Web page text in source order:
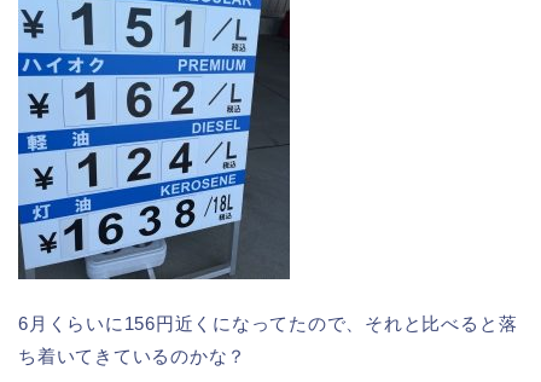
6月くらいに156円近くになってたので、それと比べると落
ち着いてきているのかな？